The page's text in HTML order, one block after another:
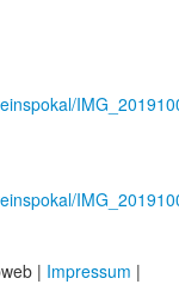
| Impressum |